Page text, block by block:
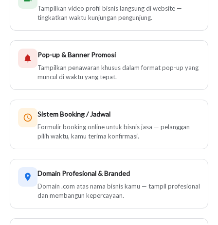
Tampilkan video profil bisnis langsung di website —
tingkatkan waktu kunjungan pengunjung.
Pop-up & Banner Promosi
Tampilkan penawaran khusus dalam format pop-up yang
muncul di waktu yang tepat.
Sistem Booking / Jadwal
Formulir booking online untuk bisnis jasa — pelanggan
pilih waktu, kamu terima konfirmasi.
Domain Profesional & Branded
Domain .com atas nama bisnis kamu — tampil profesional
dan membangun kepercayaan.